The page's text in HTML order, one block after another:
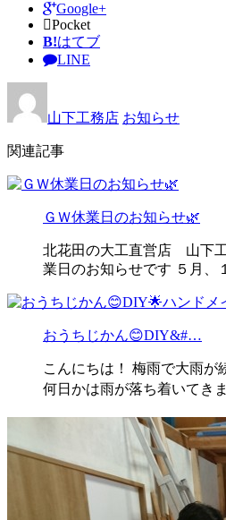
Google+
Pocket
B!はてブ
LINE
山下工務店 お知らせ
関連記事
ＧＷ休業日のお知らせ🌿
北花田の大工直営店 山下
業日のお知らせです ５月、
おうちじかん😊DIY&#…
こんにちは！ 梅雨で大雨が
何日かは雨が落ち着いてき